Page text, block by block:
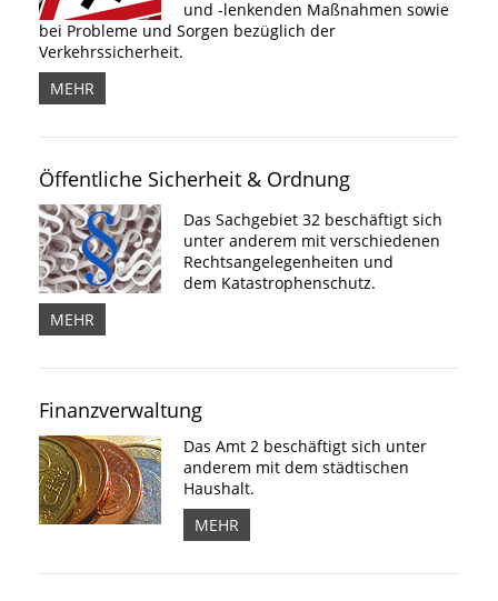
und -lenkenden Maßnahmen sowie
bei Probleme und Sorgen bezüglich der
Verkehrssicherheit.
MEHR
Öffentliche Sicherheit & Ordnung
Das Sachgebiet 32 beschäftigt sich
unter anderem mit verschiedenen
Rechtsangelegenheiten und
dem Katastrophenschutz.
MEHR
Finanzverwaltung
Das Amt 2 beschäftigt sich unter
anderem mit dem städtischen
Haushalt.
MEHR